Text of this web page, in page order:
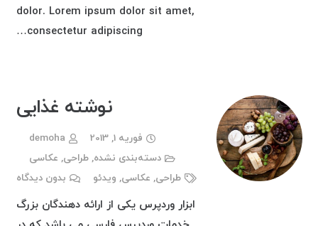
dolor. Lorem ipsum dolor sit amet,
consectetur adipiscing…
نوشته غذایی
فوریه 1, 2013
demoha
دسته‌بندی نشده,طراحی, عکاسی
طراحی, عکاسی, ویدئو بدون دیدگاه
ابزار وردپرس یکی از ارائه دهندگان بزرگ